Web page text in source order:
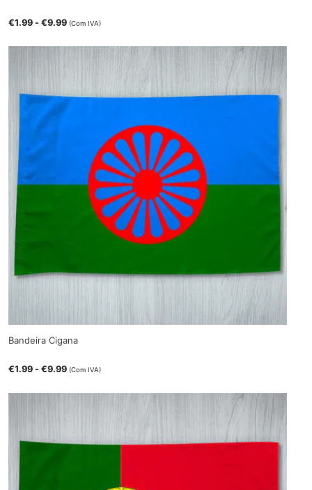
€1.99 -€9.99 (Com IVA)
Bandeira Cigana
€1.99 -€9.99 (Com IVA)